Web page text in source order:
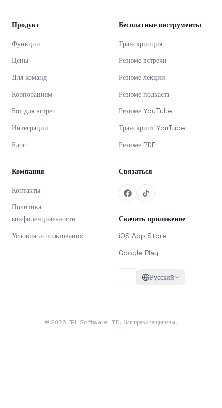
Продукт
Функции
Цены
Для команд
Корпорациям
Бот для встреч
Интеграции
Блог
Бесплатные инструменты
Транскрипция
Резюме встречи
Резюме лекции
Резюме подкаста
Резюме YouTube
Транскрипт YouTube
Резюме PDF
Компания
Контакты
Политика
конфиденциальности
Условия использования
Связаться
Скачать приложение
iOS App Store
Google Play
Русский
© 2026 JRL Software LTD. Все права защищены.